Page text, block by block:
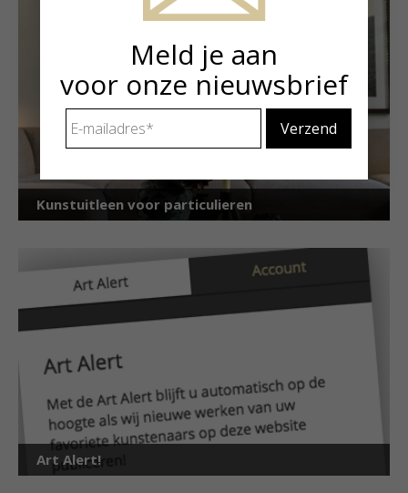
Kunstuitleen voor particulieren
Art Alert!
Meld je aan
voor onze nieuwsbrief
mailadres *